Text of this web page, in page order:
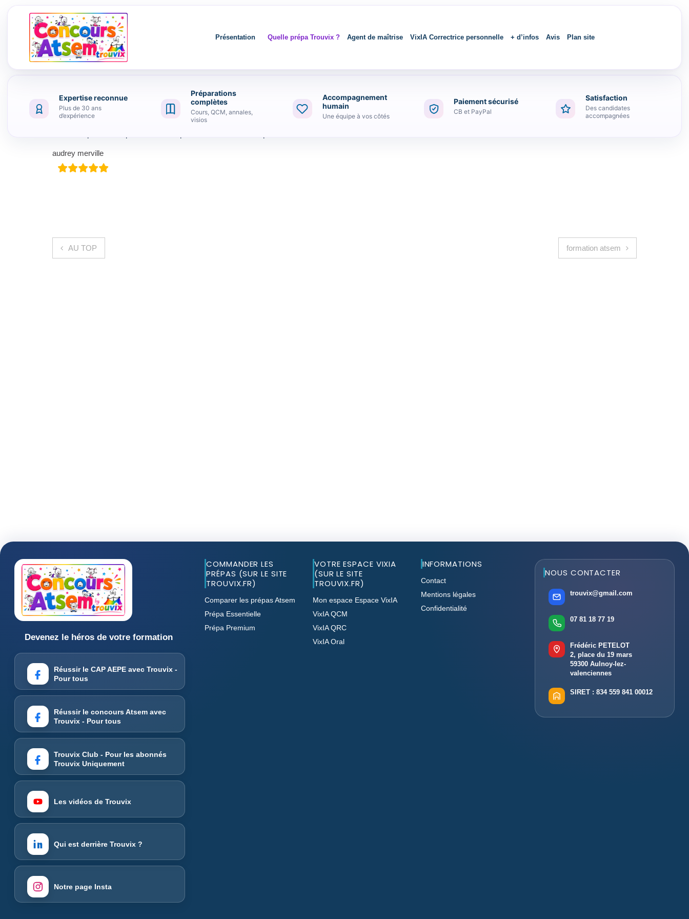
Présentation Quelle prépa Trouvix ? Agent de maîtrise VixIA Correctrice personnelle + d’infos Avis Plan site
Expertise reconnue
Plus de 30 ans
d’expérience
Préparations
complètes
Cours, QCM, annales,
visios
Accompagnement
humain
Une équipe à vos côtés
Paiement sécurisé
CB et PayPal
Satisfaction
Des candidates
accompagnées
audrey merville
Navigation de l’article
AU TOP formation atsem
Devenez le héros de votre formation
Réussir le CAP AEPE avec Trouvix -
Pour tous
Réussir le concours Atsem avec
Trouvix - Pour tous
Trouvix Club - Pour les abonnés
Trouvix Uniquement
Les vidéos de Trouvix
Qui est derrière Trouvix ?
Notre page Insta
COMMANDER LES
PRÉPAS (SUR LE SITE
TROUVIX.FR)
Comparer les prépas Atsem
Prépa Essentielle
Prépa Premium
VOTRE ESPACE VIXIA
(SUR LE SITE
TROUVIX.FR)
Mon espace Espace VixIA
VixIA QCM
VixIA QRC
VixIA Oral
INFORMATIONS
Contact
Mentions légales
Confidentialité
NOUS CONTACTER
trouvix@gmail.com
07 81 18 77 19
Frédéric PETELOT
2, place du 19 mars
59300 Aulnoy-lez-
valenciennes
SIRET : 834 559 841 00012